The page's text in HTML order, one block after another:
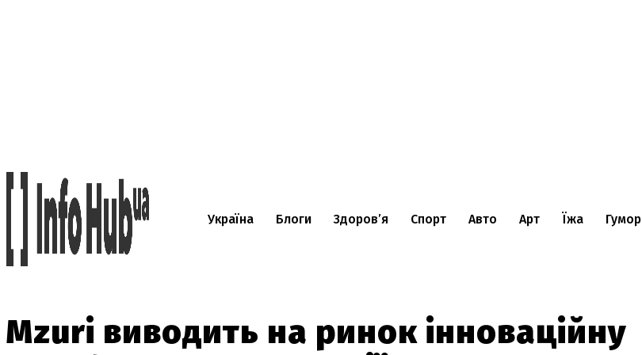
Україна Блоги Здоров’я Спорт Авто Арт Їжа Гумор
Mzuri виводить на ринок інноваційну